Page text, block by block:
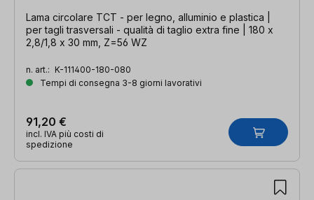
Lama circolare TCT - per legno, alluminio e plastica |
per tagli trasversali - qualità di taglio extra fine | 180 x
2,8/1,8 x 30 mm, Z=56 WZ
n. art.: K-111400-180-080
Tempi di consegna 3-8 giorni lavorativi
91,20 €
incl. IVA più costi di
spedizione